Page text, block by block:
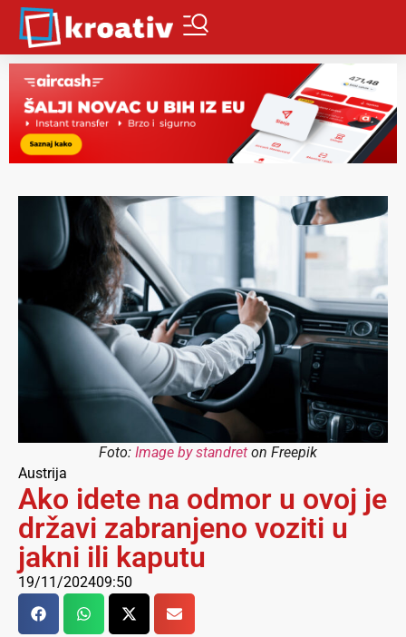
Foto: Image by standreton Freepik
Austrija
Ako idete na odmor u ovoj je
državi zabranjeno voziti u
jakni ili kaputu
19/11/202409:50